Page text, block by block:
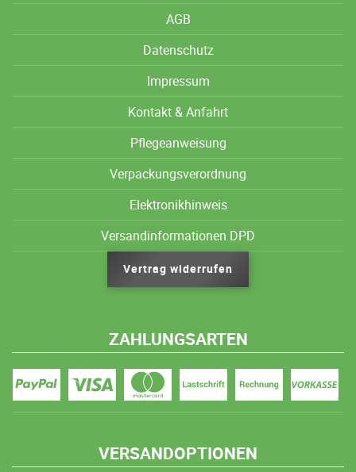
AGB
Datenschutz
Impressum
Kontakt & Anfahrt
Pflegeanweisung
Verpackungsverordnung
Elektronikhinweis
Versandinformationen DPD
Vertrag widerrufen
ZAHLUNGSARTEN
VERSANDOPTIONEN